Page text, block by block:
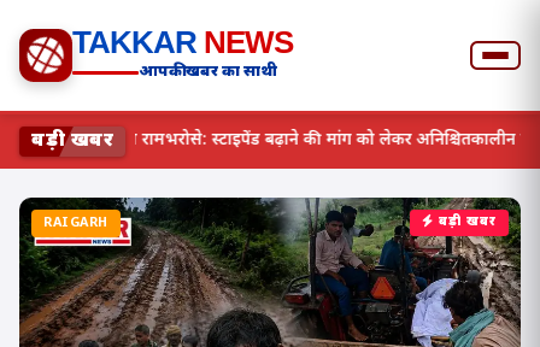
TAKKAR NEWS
आपकी खबर का साथी
बड़ी खबरछत्तीसगढ़ में स्वास्थ्य व्यवस्था रामभरोसे: स्टाइपेंड बढ़ाने की मांग को
बड़ी खबर
RAIGARH